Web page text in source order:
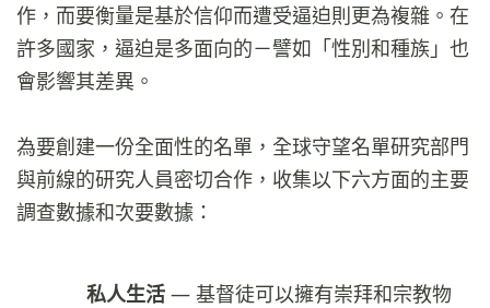
作，而要衡量是基於信仰而遭受逼迫則更為複雜。在
許多國家，逼迫是多面向的－譬如「性別和種族」也
會影響其差異。
為要創建一份全面性的名單，全球守望名單研究部門
與前線的研究人員密切合作，收集以下六方面的主要
調查數據和次要數據：
私人生活 — 基督徒可以擁有崇拜和宗教物